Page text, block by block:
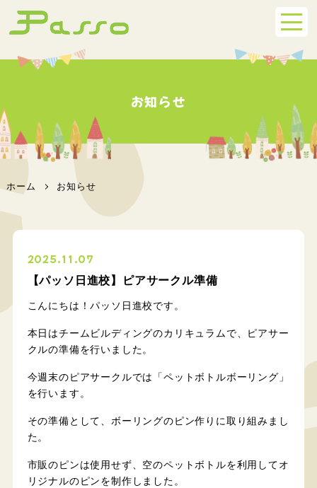
お知らせ
ホーム お知らせ
2025.11.07
【パッソ日進校】ピアサークル準備
こんにちは！パッソ日進校です。
本日はチームビルディングのカリキュラムで、ピアサー
クルの準備を行いました。
今週末のピアサークルでは「ペットボトルボーリング」
を行います。
その準備として、ボーリングのピン作りに取り組みまし
た。
市販のピンは使用せず、空のペットボトルを利用してオ
リジナルのピンを制作しました。